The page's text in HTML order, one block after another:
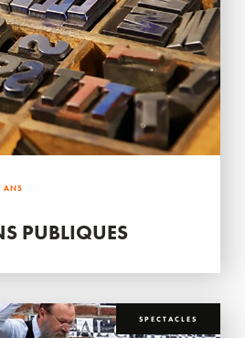
ANS
PUBLIQUES
SPECTACLES